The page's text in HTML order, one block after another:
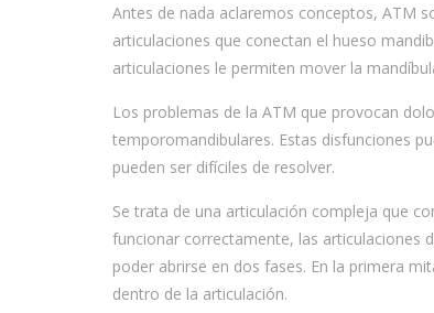
Antes de nada aclaremos conceptos, ATM
articulaciones que conectan el hueso
articulaciones le permiten mover la
Los problemas de la ATM que provocan
temporomandibulares. Estas disfunciones
pueden ser difíciles de resolver.
Se trata de una articulación compleja que
funcionar correctamente, las articulaciones
poder abrirse en dos fases. En la primera
dentro de la articulación.